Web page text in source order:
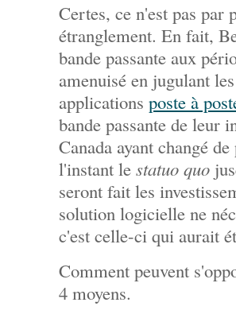
Certes, ce n'est pas
étranglement. En fait,
bande passante aux
amenuisé en jugulant
applications poste à
bande passante de leur
Canada ayant changé
l'instant le statuo quo
seront fait les
solution logicielle ne
c'est celle-ci qui aurait
Comment peuvent
4 moyens.